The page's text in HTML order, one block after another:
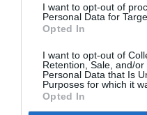
I want to opt-out of
Personal Data for
Opted In
I want to opt-out of
Retention, Sale, and/
Personal Data that Is
Purposes for which it
Opted In
στο Christmas
Theater